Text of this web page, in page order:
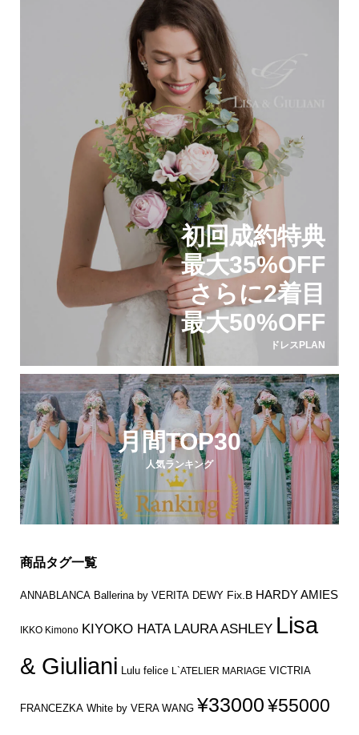
初回成約特典
最大35%OFF
さらに2着目
最大50%OFF
ドレスPLAN
月間TOP30
人気ランキング
商品タグ一覧
ANNABLANCA Ballerina by VERITA DEWY Fix.B HARDY AMIES
IKKO Kimono KIYOKO HATA LAURA ASHLEY Lisa
& Giuliani
Lulu felice L`ATELIER MARIAGE VICTRIA
FRANCEZKA White by VERA WANG ¥33000¥55000